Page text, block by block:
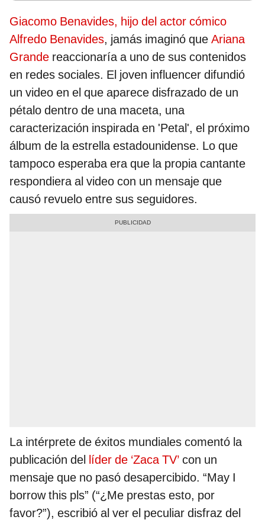
Giacomo Benavides, hijo del actor cómico
Alfredo Benavides, jamás imaginó que Ariana
Grande reaccionaría a uno de sus contenidos
en redes sociales. El joven influencer difundió
un video en el que aparece disfrazado de un
pétalo dentro de una maceta, una
caracterización inspirada en 'Petal', el próximo
álbum de la estrella estadounidense. Lo que
tampoco esperaba era que la propia cantante
respondiera al video con un mensaje que
causó revuelo entre sus seguidores.
La intérprete de éxitos mundiales comentó la
publicación del líder de ‘Zaca TV’ con un
mensaje que no pasó desapercibido. “May I
borrow this pls” (“¿Me prestas esto, por
favor?”), escribió al ver el peculiar disfraz del